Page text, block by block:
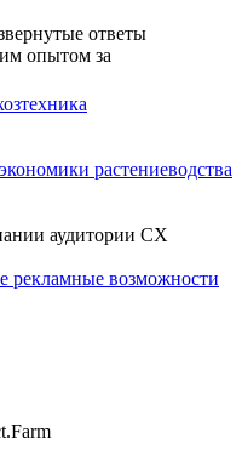
ответы
опытом за
растениеводства
аудитории СХ
рекламные возможности